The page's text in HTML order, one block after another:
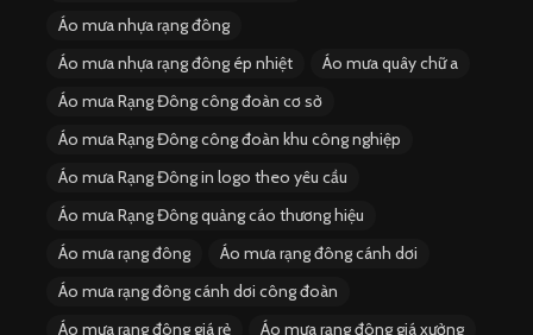
Áo mưa nhựa rạng đông
Áo mưa nhựa rạng đông ép nhiệt
Áo mưa quây chữ a
Áo mưa Rạng Đông công đoàn cơ sở
Áo mưa Rạng Đông công đoàn khu công nghiệp
Áo mưa Rạng Đông in logo theo yêu cầu
Áo mưa Rạng Đông quảng cáo thương hiệu
Áo mưa rạng đông
Áo mưa rạng đông cánh dơi
Áo mưa rạng đông cánh dơi công đoàn
Áo mưa rạng đông giá rẻ
Áo mưa rạng đông giá xưởng